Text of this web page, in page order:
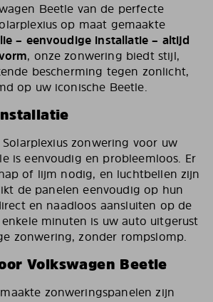
Beetle van de perfecte
op maat gemaakte
– eenvoudige installatie – altijd
, onze zonwering biedt stijl,
bescherming tegen zonlicht,
op uw iconische Beetle.
zonwering voor uw
is eenvoudig en probleemloos. Er
of lijm nodig, en luchtbellen zijn
de panelen eenvoudig op hun
en naadloos aansluiten op de
minuten is uw auto uitgerust
zonwering, zonder rompslomp.
Volkswagen Beetle
zonweringspanelen zijn